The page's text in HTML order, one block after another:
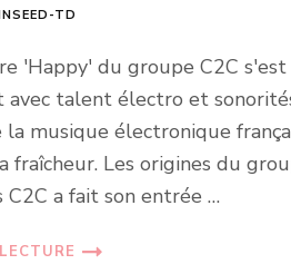
TD
'Happy' du groupe C2C
avec talent électro et
musique électronique
fraîcheur. Les origines du
C2C a fait son entrée …